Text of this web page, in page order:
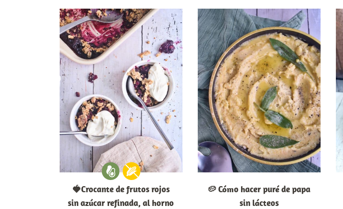
🍓Crocante de frutos rojos
sin azúcar refinada, al horno
🥔 Cómo hacer puré de papa
sin lácteos